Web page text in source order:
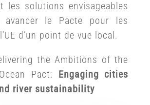
les solutions envisageables
avancer le Pacte pour les
d’un point de vue local.
the Ambitions of the
Pact: Engaging cities
river sustainability